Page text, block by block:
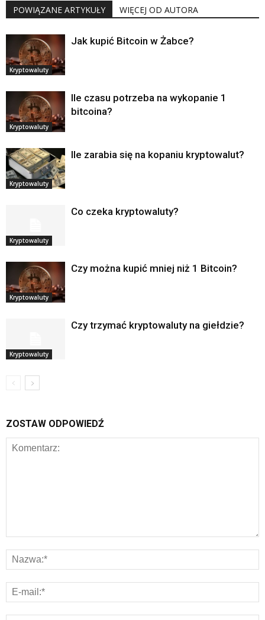
POWIĄZANE ARTYKUŁY WIĘCEJ OD AUTORA
Kryptowaluty
Jak kupić Bitcoin w Żabce?
Kryptowaluty
Ile czasu potrzeba na wykopanie 1
bitcoina?
Kryptowaluty
Ile zarabia się na kopaniu kryptowalut?
Kryptowaluty
Co czeka kryptowaluty?
Kryptowaluty
Czy można kupić mniej niż 1 Bitcoin?
Kryptowaluty
Czy trzymać kryptowaluty na giełdzie?
ZOSTAW ODPOWIEDŹ